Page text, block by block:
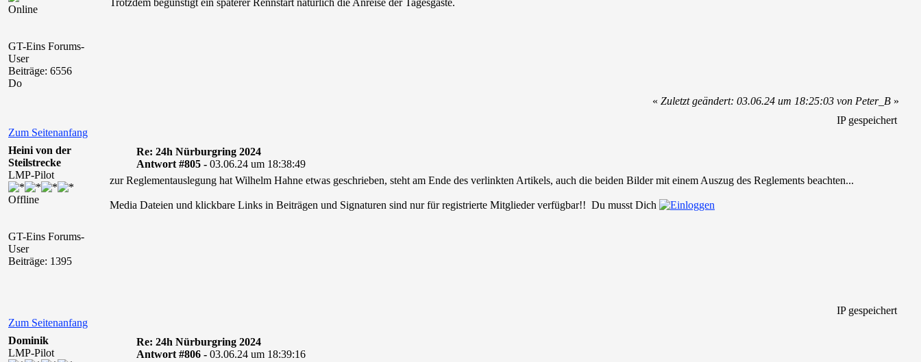
Online
GT-Eins Forums-
User
Beiträge: 6556
Do
Trotzdem begünstigt ein späterer Rennstart natürlich die Anreise der Tagesgäste.
Zum Seitenanfang
«Zuletzt geändert: 03.06.24 um 18:25:03 von Peter_B »
IP gespeichert
Heini von der
Steilstrecke
LMP-Pilot
Offline
GT-Eins Forums-
User
Beiträge: 1395
Re: 24h Nürburgring 2024
Antwort #805 - 03.06.24 um 18:38:49
zur Reglementauslegung hat Wilhelm Hahne etwas geschrieben, steht am Ende des verlinkten Artikels, auch die beiden Bilder mit einem Auszug des Reglements beachten...
Media Dateien und klickbare Links in Beiträgen und Signaturen sind nur für registrierte Mitglieder verfügbar!! Du musst Dich
Zum Seitenanfang
IP gespeichert
Dominik
LMP-Pilot
Re: 24h Nürburgring 2024
Antwort #806 - 03.06.24 um 18:39:16